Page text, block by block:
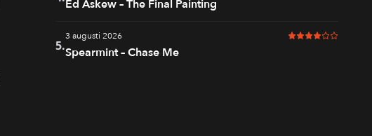
Ed Askew – The Final Painting
5.
3 augusti 2026 4 av 6 i betyg
Spearmint – Chase Me